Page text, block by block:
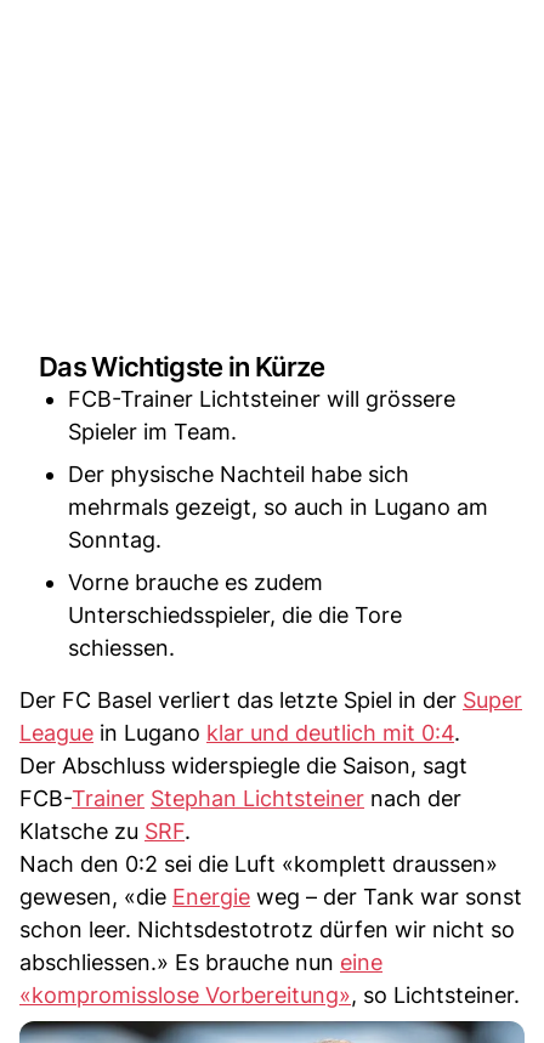
Das Wichtigste in Kürze
FCB-Trainer Lichtsteiner will grössere
Spieler im Team.
Der physische Nachteil habe sich
mehrmals gezeigt, so auch in Lugano am
Sonntag.
Vorne brauche es zudem
Unterschiedsspieler, die die Tore
schiessen.
Der FC Basel verliert das letzte Spiel in der Super
League in Lugano klar und deutlich mit 0:4.
Der Abschluss widerspiegle die Saison, sagt
FCB-Trainer Stephan Lichtsteiner nach der
Klatsche zu SRF.
Nach den 0:2 sei die Luft «komplett draussen»
gewesen, «die Energie weg – der Tank war sonst
schon leer. Nichtsdestotrotz dürfen wir nicht so
abschliessen.» Es brauche nun eine
«kompromisslose Vorbereitung», so Lichtsteiner.